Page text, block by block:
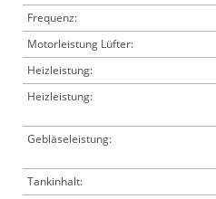
Frequenz:
Motorleistung Lüfter:
Heizleistung:
Heizleistung:
Gebläseleistung:
Tankinhalt: